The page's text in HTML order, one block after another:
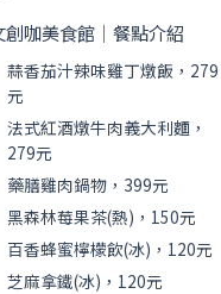
創咖美食館｜餐點介紹
蒜香茄汁辣味雞丁燉飯，279
元
法式紅酒燉牛肉義大利麵，
279元
藥膳雞肉鍋物，399元
黑森林莓果茶(熱)，150元
百香蜂蜜檸檬飲(冰)，120元
芝麻拿鐵(冰)，120元